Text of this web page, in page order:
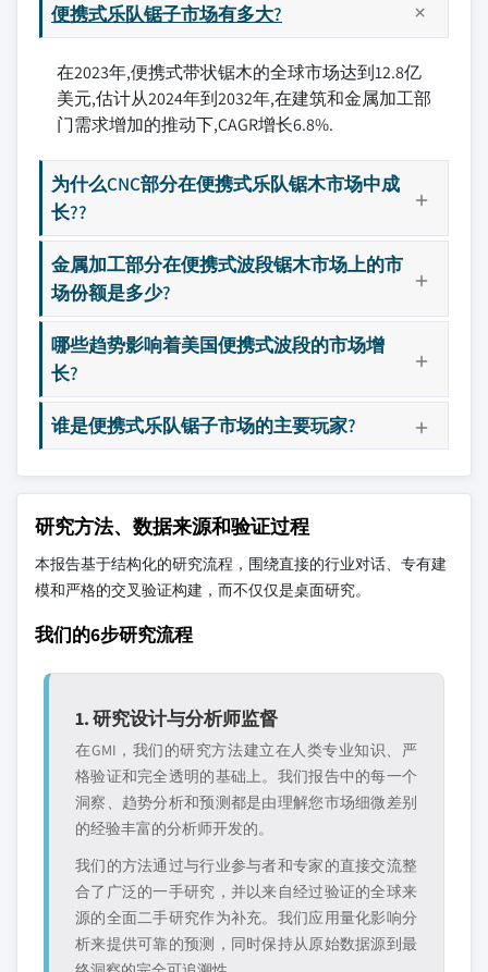
便携式乐队锯子市场有多大?
在2023年,便携式带状锯木的全球市场达到12.8亿
美元,估计从2024年到2032年,在建筑和金属加工部
门需求增加的推动下,CAGR增长6.8%.
为什么CNC部分在便携式乐队锯木市场中成
长??
金属加工部分在便携式波段锯木市场上的市
场份额是多少?
哪些趋势影响着美国便携式波段的市场增
长?
谁是便携式乐队锯子市场的主要玩家?
研究方法、数据来源和验证过程
本报告基于结构化的研究流程，围绕直接的行业对话、专有建
模和严格的交叉验证构建，而不仅仅是桌面研究。
我们的6步研究流程
1. 研究设计与分析师监督
在GMI，我们的研究方法建立在人类专业知识、严
格验证和完全透明的基础上。我们报告中的每一个
洞察、趋势分析和预测都是由理解您市场细微差别
的经验丰富的分析师开发的。
我们的方法通过与行业参与者和专家的直接交流整
合了广泛的一手研究，并以来自经过验证的全球来
源的全面二手研究作为补充。我们应用量化影响分
析来提供可靠的预测，同时保持从原始数据源到最